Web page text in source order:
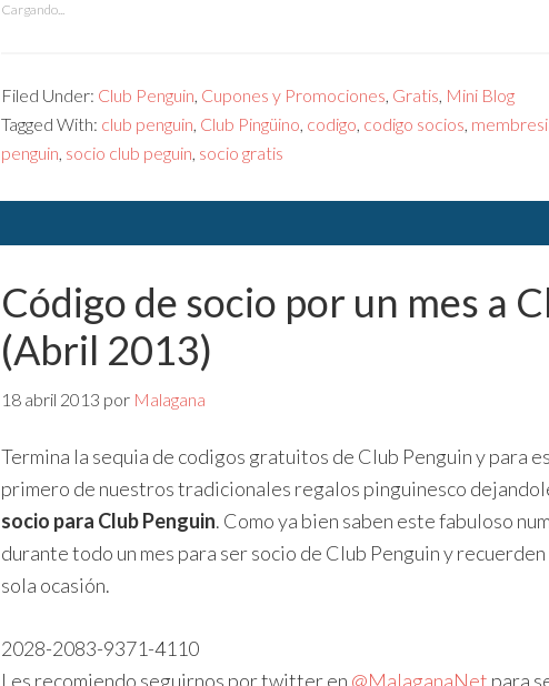
Cargando...
Filed Under: Club Penguin, Cupones y Promociones, Gratis, Mini Blog
Tagged With: club penguin, Club Pingüino, codigo, codigo socios,
penguin, socio club peguin, socio gratis
Código de socio por un mes a
(Abril 2013)
18 abril 2013 por Malagana
Termina la sequia de codigos gratuitos de Club Penguin y para
primero de nuestros tradicionales regalos pinguinesco
socio para Club Penguin. Como ya bien saben este fabuloso
durante todo un mes para ser socio de Club Penguin y
sola ocasión.
2028-2083-9371-4110
Les recomiendo seguirnos por twitter en @MalaganaNet para